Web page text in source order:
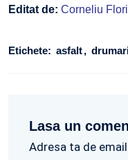
Editat de: Corneliu
Etichete: asfalt
Lasa un
Adresa ta de